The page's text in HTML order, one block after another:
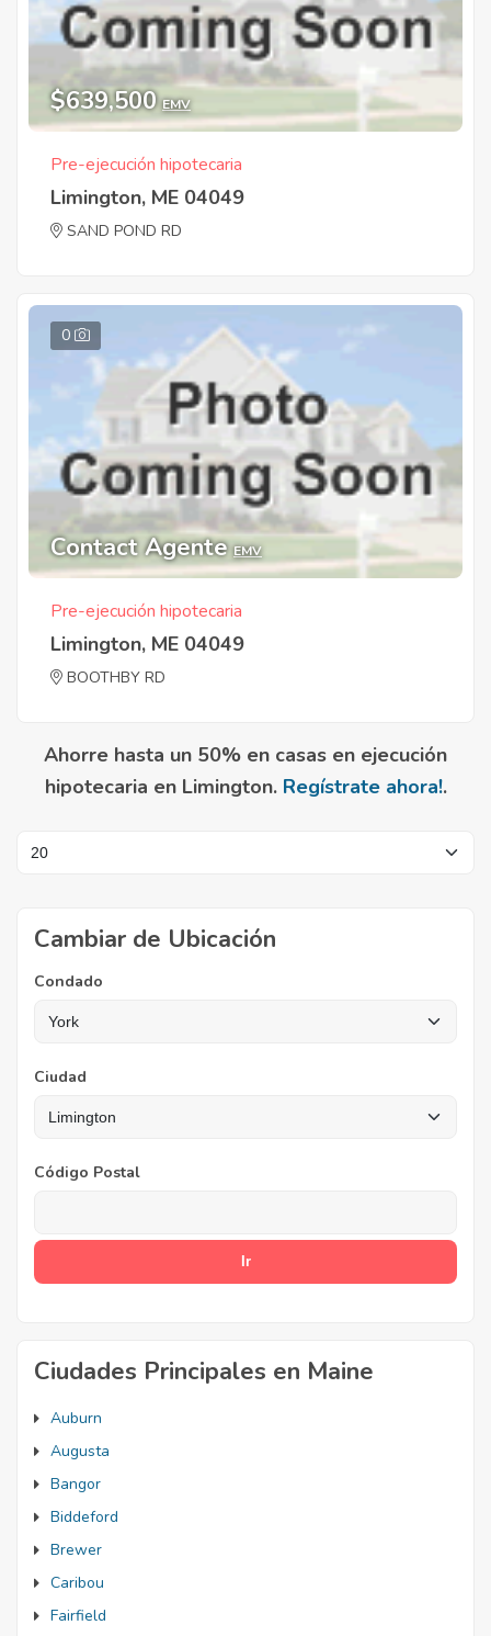
$639,500 EMV
Pre-ejecución hipotecaria
Limington, ME 04049
SAND POND RD
0
Contact Agente EMV
Pre-ejecución hipotecaria
Limington, ME 04049
BOOTHBY RD
Ahorre hasta un 50% en casas en ejecución
hipotecaria en Limington. Regístrate ahora!.
Cambiar de Ubicación
Condado
Ciudad
Código Postal
Ciudades Principales en Maine
Auburn
Augusta
Bangor
Biddeford
Brewer
Caribou
Fairfield